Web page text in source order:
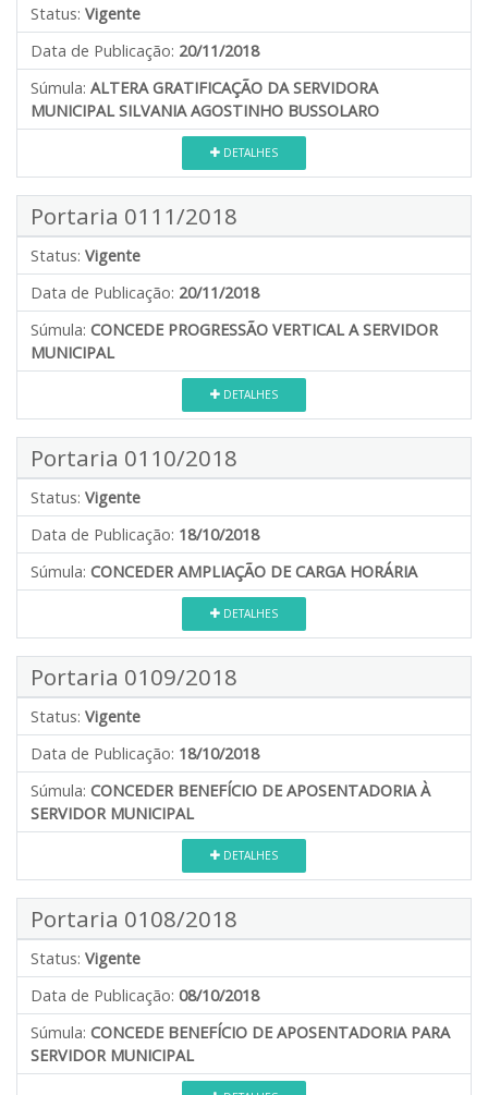
Status: Vigente
Data de Publicação: 20/11/2018
Súmula: ALTERA GRATIFICAÇÃO DA SERVIDORA
MUNICIPAL SILVANIA AGOSTINHO BUSSOLARO
DETALHES
Portaria 0111/2018
Status: Vigente
Data de Publicação: 20/11/2018
Súmula: CONCEDE PROGRESSÃO VERTICAL A SERVIDOR
MUNICIPAL
DETALHES
Portaria 0110/2018
Status: Vigente
Data de Publicação: 18/10/2018
Súmula: CONCEDER AMPLIAÇÃO DE CARGA HORÁRIA
DETALHES
Portaria 0109/2018
Status: Vigente
Data de Publicação: 18/10/2018
Súmula: CONCEDER BENEFÍCIO DE APOSENTADORIA À
SERVIDOR MUNICIPAL
DETALHES
Portaria 0108/2018
Status: Vigente
Data de Publicação: 08/10/2018
Súmula: CONCEDE BENEFÍCIO DE APOSENTADORIA PARA
SERVIDOR MUNICIPAL